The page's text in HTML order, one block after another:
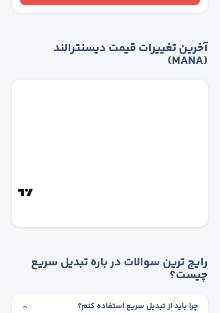
آخرین تغییرات قیمت دیسنترالند
(MANA)
رایج ترین سوالات در باره تبدیل سریع
چیست؟
چرا باید از تبدیل سریع استفاده کنم؟